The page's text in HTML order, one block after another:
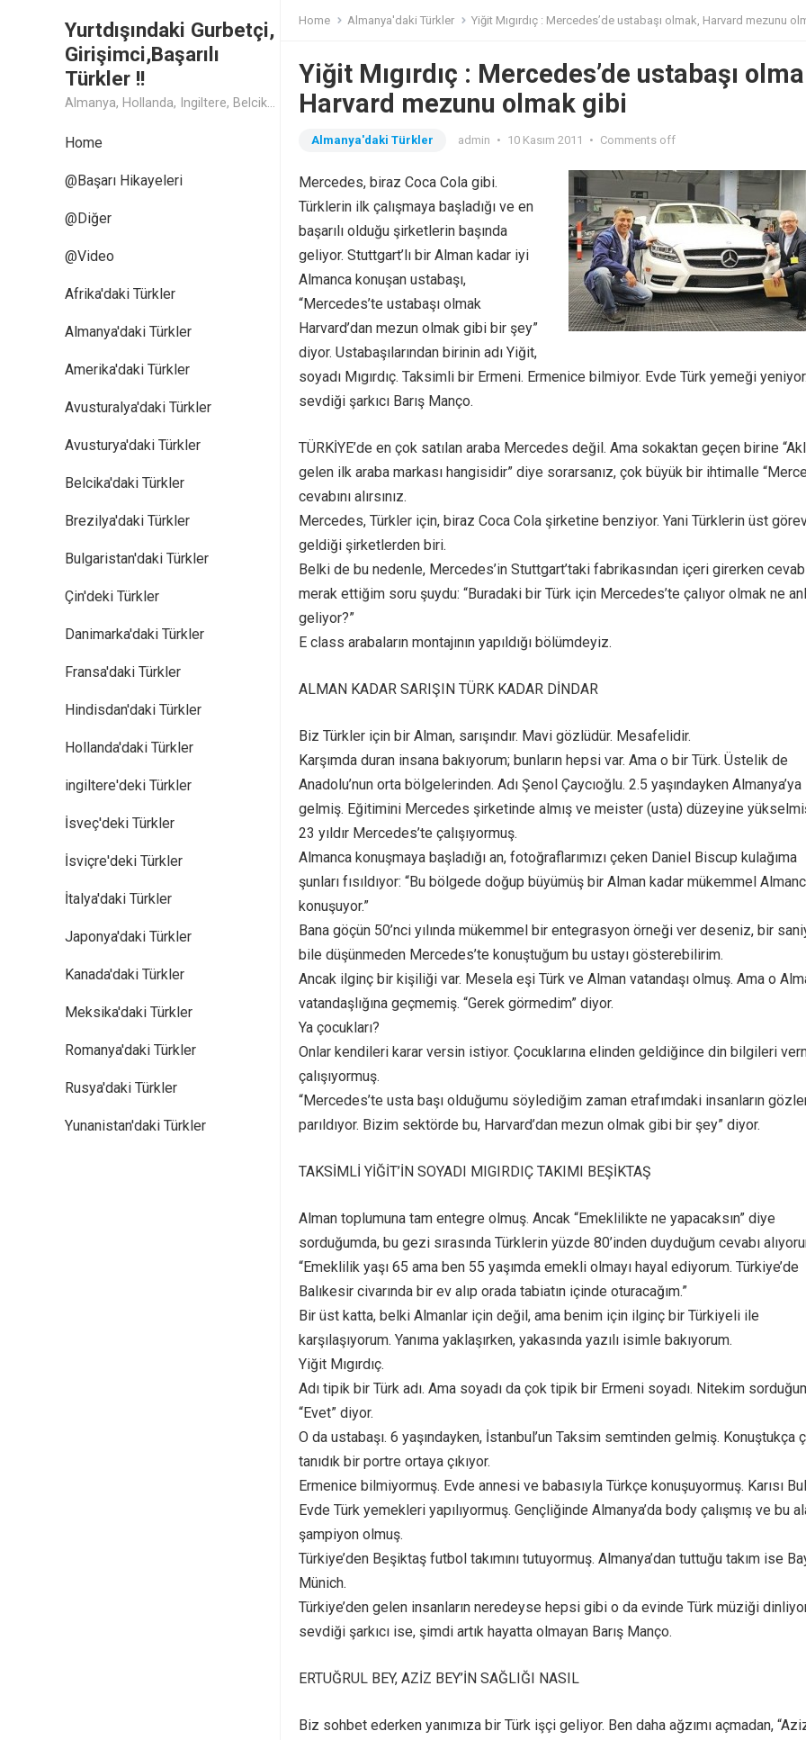
Yurtdışındaki Gurbetçi,
Girişimci,Başarılı
Türkler !!
Almanya, Hollanda, Ingiltere, Belcika, Fransa, Amerika, Cin, Rusya, Isvec, Isvicre, Yunanistan, Kanada, Avusturya Başarılı Muthis Türk lerin Hikaye ve Öykuleri, Turk Isadamlari, Turk Girisimciler, Avrupali Turkler
Home
@Başarı Hikayeleri
@Diğer
@Video
Afrika'daki Türkler
Almanya'daki Türkler
Amerika'daki Türkler
Avusturalya'daki Türkler
Avusturya'daki Türkler
Belcika'daki Türkler
Brezilya'daki Türkler
Bulgaristan'daki Türkler
Çin'deki Türkler
Danimarka'daki Türkler
Fransa'daki Türkler
Hindisdan'daki Türkler
Hollanda'daki Türkler
ingiltere'deki Türkler
İsveç'deki Türkler
İsviçre'deki Türkler
İtalya'daki Türkler
Japonya'daki Türkler
Kanada'daki Türkler
Meksika'daki Türkler
Romanya'daki Türkler
Rusya'daki Türkler
Yunanistan'daki Türkler
Home Almanya'daki Türkler Yiğit Mıgırdıç : Mercedes’de ustabaşı olmak, Harvard mezunu olmak
Yiğit Mıgırdıç : Mercedes’de ustabaşı
Harvard mezunu olmak gibi
Almanya'daki Türkler admin • 10 Kasım 2011 • Comments off
Mercedes, biraz Coca Cola gibi.
Türklerin ilk çalışmaya başladığı ve en
başarılı olduğu şirketlerin başında
geliyor. Stuttgart’lı bir Alman kadar iyi
Almanca konuşan ustabaşı,
“Mercedes’te ustabaşı olmak
Harvard’dan mezun olmak gibi bir şey”
diyor. Ustabaşılarından birinin adı Yiğit,
soyadı Mıgırdıç. Taksimli bir Ermeni. Ermenice bilmiyor. Evde Türk yemeği
sevdiği şarkıcı Barış Manço.
TÜRKİYE’de en çok satılan araba Mercedes değil. Ama sokaktan geçen birine
gelen ilk araba markası hangisidir” diye sorarsanız, çok büyük bir ihtimalle
cevabını alırsınız.
Mercedes, Türkler için, biraz Coca Cola şirketine benziyor. Yani Türklerin üst
geldiği şirketlerden biri.
Belki de bu nedenle, Mercedes’in Stuttgart’taki fabrikasından içeri girerken
merak ettiğim soru şuydu: “Buradaki bir Türk için Mercedes’te çalıyor olmak ne
geliyor?”
E class arabaların montajının yapıldığı bölümdeyiz.
ALMAN KADAR SARIŞIN TÜRK KADAR DİNDAR
Biz Türkler için bir Alman, sarışındır. Mavi gözlüdür. Mesafelidir.
Karşımda duran insana bakıyorum; bunların hepsi var. Ama o bir Türk. Üstelik de
Anadolu’nun orta bölgelerinden. Adı Şenol Çaycıoğlu. 2.5 yaşındayken Almanya’ya
gelmiş. Eğitimini Mercedes şirketinde almış ve meister (usta) düzeyine
23 yıldır Mercedes’te çalışıyormuş.
Almanca konuşmaya başladığı an, fotoğraflarımızı çeken Daniel Biscup kulağıma
şunları fısıldıyor: “Bu bölgede doğup büyümüş bir Alman kadar mükemmel
konuşuyor.”
Bana göçün 50’nci yılında mükemmel bir entegrasyon örneği ver deseniz, bir
bile düşünmeden Mercedes’te konuştuğum bu ustayı gösterebilirim.
Ancak ilginç bir kişiliği var. Mesela eşi Türk ve Alman vatandaşı olmuş. Ama o
vatandaşlığına geçmemiş. “Gerek görmedim” diyor.
Ya çocukları?
Onlar kendileri karar versin istiyor. Çocuklarına elinden geldiğince din bilgileri
çalışıyormuş.
“Mercedes’te usta başı olduğumu söylediğim zaman etrafımdaki insanların
parıldıyor. Bizim sektörde bu, Harvard’dan mezun olmak gibi bir şey” diyor.
TAKSİMLİ YİĞİT’İN SOYADI MIGIRDIÇ TAKIMI BEŞİKTAŞ
Alman toplumuna tam entegre olmuş. Ancak “Emeklilikte ne yapacaksın” diye
sorduğumda, bu gezi sırasında Türklerin yüzde 80’inden duyduğum cevabı
“Emeklilik yaşı 65 ama ben 55 yaşımda emekli olmayı hayal ediyorum. Türkiye’de
Balıkesir civarında bir ev alıp orada tabiatın içinde oturacağım.”
Bir üst katta, belki Almanlar için değil, ama benim için ilginç bir Türkiyeli ile
karşılaşıyorum. Yanıma yaklaşırken, yakasında yazılı isimle bakıyorum.
Yiğit Mıgırdıç.
Adı tipik bir Türk adı. Ama soyadı da çok tipik bir Ermeni soyadı. Nitekim
“Evet” diyor.
O da ustabaşı. 6 yaşındayken, İstanbul’un Taksim semtinden gelmiş. Konuştukça
tanıdık bir portre ortaya çıkıyor.
Ermenice bilmiyormuş. Evde annesi ve babasıyla Türkçe konuşuyormuş. Karısı
Evde Türk yemekleri yapılıyormuş. Gençliğinde Almanya’da body çalışmış ve bu
şampiyon olmuş.
Türkiye’den Beşiktaş futbol takımını tutuyormuş. Almanya’dan tuttuğu takım ise
Münich.
Türkiye’den gelen insanların neredeyse hepsi gibi o da evinde Türk müziği
sevdiği şarkıcı ise, şimdi artık hayatta olmayan Barış Manço.
ERTUĞRUL BEY, AZİZ BEY’İN SAĞLIĞI NASIL
Biz sohbet ederken yanımıza bir Türk işçi geliyor. Ben daha ağzımı açmadan,